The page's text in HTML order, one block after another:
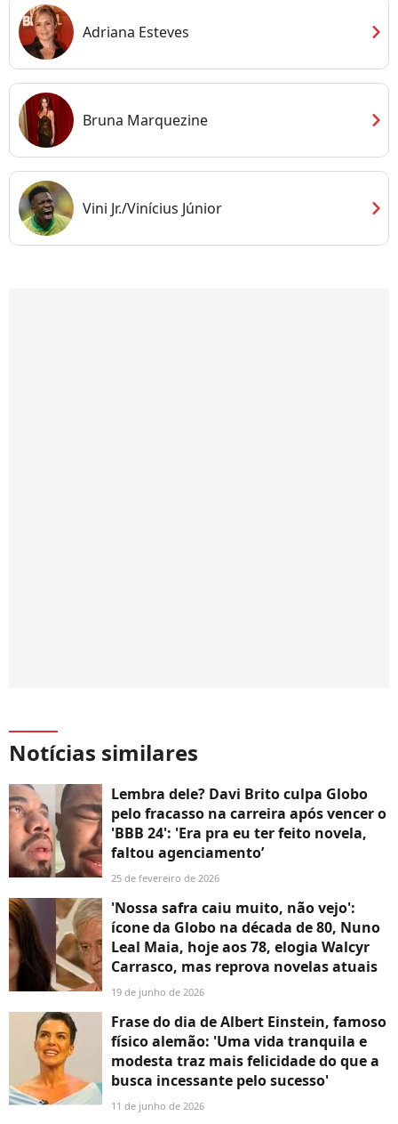
Adriana Esteves chevron_right
Bruna Marquezine chevron_right
Vini Jr./Vinícius Júnior chevron_right
Notícias similares
Lembra dele? Davi Brito culpa Globo
pelo fracasso na carreira após vencer o
'BBB 24': 'Era pra eu ter feito novela,
faltou agenciamento’
25 de fevereiro de 2026
'Nossa safra caiu muito, não vejo':
ícone da Globo na década de 80, Nuno
Leal Maia, hoje aos 78, elogia Walcyr
Carrasco, mas reprova novelas atuais
19 de junho de 2026
Frase do dia de Albert Einstein, famoso
físico alemão: 'Uma vida tranquila e
modesta traz mais felicidade do que a
busca incessante pelo sucesso'
11 de junho de 2026